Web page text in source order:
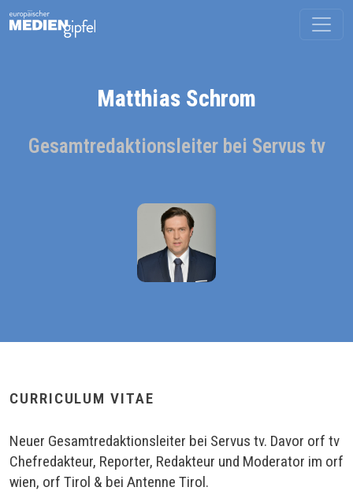
Matthias Schrom
Gesamtredaktionsleiter bei Servus tv
CURRICULUM VITAE
Neuer Gesamtredaktionsleiter bei Servus tv. Davor orf tv
Chefredakteur, Reporter, Redakteur und Moderator im orf
wien, orf Tirol & bei Antenne Tirol.